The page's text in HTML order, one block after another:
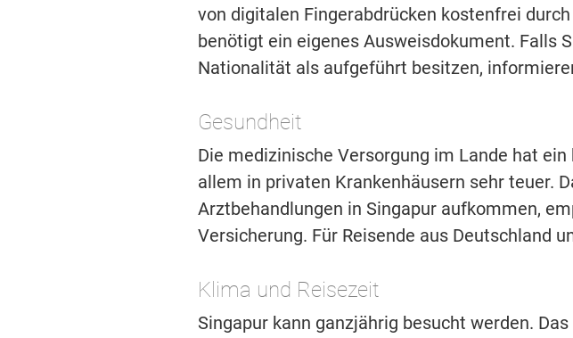
von digitalen Fingerabdrücken kostenfrei
benötigt ein eigenes Ausweisdokument. Falls
Nationalität als aufgeführt besitzen,
Gesundheit
Die medizinische Versorgung im Lande hat
allem in privaten Krankenhäusern sehr teuer.
Arztbehandlungen in Singapur aufkommen,
Versicherung. Für Reisende aus Deutschland
Klima und Reisezeit
Singapur kann ganzjährig besucht werden.